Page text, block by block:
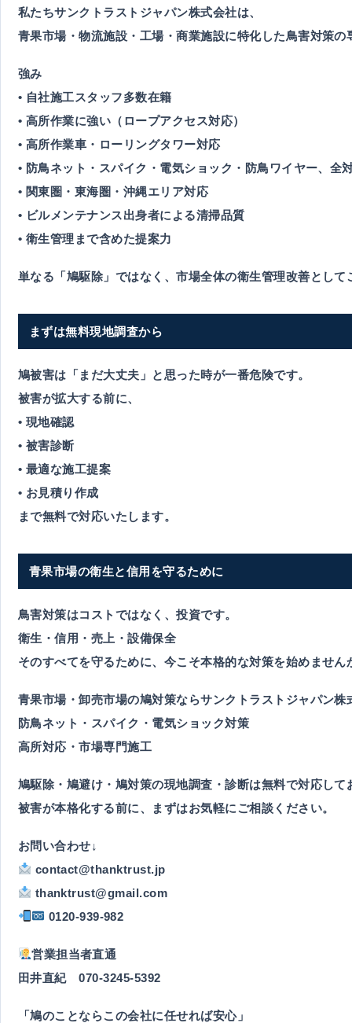
私たちサンクトラストジャパン株式会社は、
青果市場・物流施設・工場・商業施設に特化した鳥害対策の
強み
• 自社施工スタッフ多数在籍
• 高所作業に強い（ロープアクセス対応）
• 高所作業車・ローリングタワー対応
• 防鳥ネット・スパイク・電気ショック・防鳥ワイヤー、全
• 関東圏・東海圏・沖縄エリア対応
• ビルメンテナンス出身者による清掃品質
• 衛生管理まで含めた提案力
単なる「鳩駆除」ではなく、市場全体の衛生管理改善として
まずは無料現地調査から
鳩被害は「まだ大丈夫」と思った時が一番危険です。
被害が拡大する前に、
• 現地確認
• 被害診断
• 最適な施工提案
• お見積り作成
まで無料で対応いたします。
青果市場の衛生と信用を守るために
鳥害対策はコストではなく、投資です。
衛生・信用・売上・設備保全
そのすべてを守るために、今こそ本格的な対策を始めません
青果市場・卸売市場の鳩対策ならサンクトラストジャパン株
防鳥ネット・スパイク・電気ショック対策
高所対応・市場専門施工
鳩駆除・鳩避け・鳩対策の現地調査・診断は無料で対応して
被害が本格化する前に、まずはお気軽にご相談ください。
お問い合わせ↓
contact@thanktrust.jp
thanktrust@gmail.com
0120-939-982
営業担当者直通
田井直紀070-3245-5392
「鳩のことならこの会社に任せれば安心」